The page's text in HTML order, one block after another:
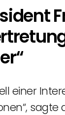
“
einer
sagte